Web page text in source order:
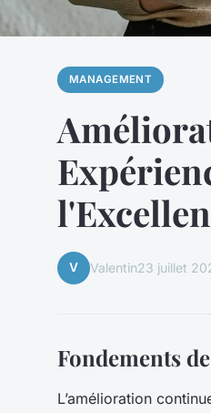
MANAGEMENT
V Valentin23 juillet
Fondements
L’amélioration